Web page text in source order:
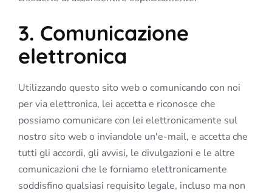
3. Comunicazione
elettronica
Utilizzando questo sito web o comunicando con noi
per via elettronica, lei accetta e riconosce che
possiamo comunicare con lei elettronicamente sul
nostro sito web o inviandole un'e-mail, e accetta che
tutti gli accordi, gli avvisi, le divulgazioni e le altre
comunicazioni che le forniamo elettronicamente
soddisfino qualsiasi requisito legale, incluso ma non